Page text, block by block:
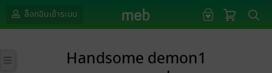
ล็อกอินเข้าระบบ
Handsome demon1